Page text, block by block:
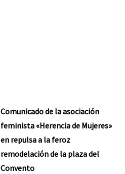
Comunicado de la asociación
feminista «Herencia de Mujeres»
en repulsa a la feroz
remodelación de la plaza del
Convento